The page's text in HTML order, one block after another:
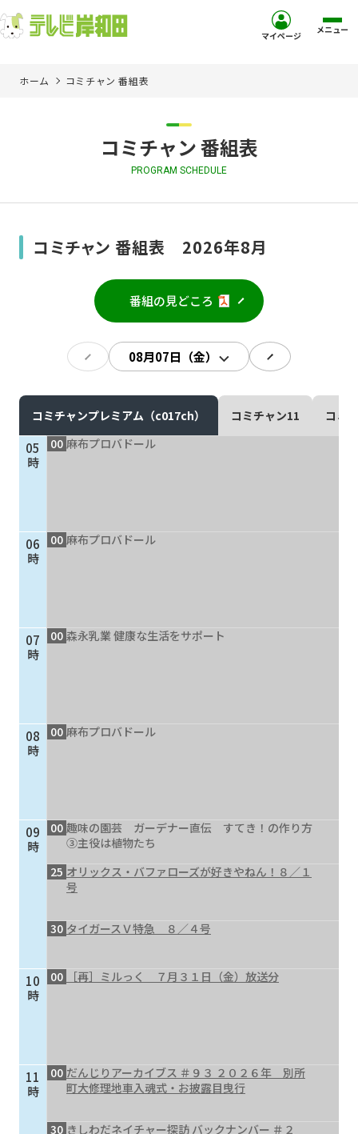
ご加入を検討中の方
現在ご利用中の方
ご加入お申し込み・資
個人情報保護に関する基
本方針
サイトマップ
マイページ メニュー
ホーム コミチャン 番組表
コミチャン 番組表
PROGRAM SCHEDULE
コミチャン 番組表 2026年8月
番組の見どころ
コミチャンプレミアム（c017ch） コミチャン11 コミ
05
時
06
時
07
時
08
時
09
時
10
時
11
時
00 麻布プロバドール
00 麻布プロバドール
00 森永乳業 健康な生活をサポート
00 麻布プロバドール
00 趣味の園芸 ガーデナー直伝 すてき！の作り方
③主役は植物たち
25 オリックス・バファローズが好きやねん！８／１
号
30 タイガースＶ特急 ８／４号
00 ［再］ミルっく ７月３１日（金）放送分
00 だんじりアーカイブス ＃９３ ２０２６年 別所
町大修理地車入魂式・お披露目曳行
30 きしわだネイチャー探訪 バックナンバー ＃２